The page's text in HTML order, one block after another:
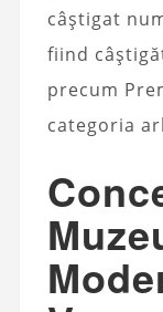
câștigat
fiind
precum
categoria